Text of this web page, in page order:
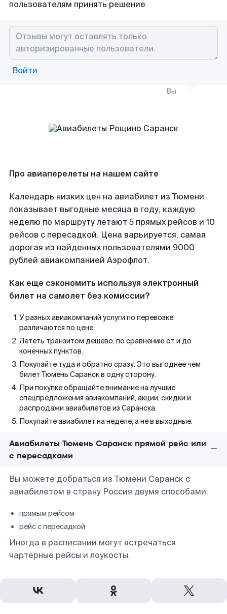
пользователям принять решение
Войти
Вы
Про авиаперелеты на нашем сайте
Календарь низких цен на авиабилет из Тюмени
показывает выгодные месяца в году, каждую
неделю по маршруту летают 5 прямых рейсов и 10
рейсов с пересадкой. Цена варьируется, самая
дорогая из найденных пользователями 9000
рублей авиакомпанией Аэрофлот.
Как еще сэкономить используя электронный
билет на самолет без комиссии?
У разных авиакомпаний услуги по перевозке
различаются по цене.
Лететь транзитом дешево, по сравнению от и до
конечных пунктов.
Покупайте туда и обратно сразу. Это выгоднее чем
билет Тюмень Саранск в одну сторону.
При покупке обращайте внимание на лучшие
спецпредложения авиакомпаний, акции, скидки и
распродажи авиабилетов из Саранска.
Покупайте авиабилет на неделе, а не в выходные.
Авиабилеты Тюмень Саранск прямой рейс или
с пересадками
Вы можете добраться из Тюмени Саранск с
авиабилетом в страну Россия двумя способами:
прямым рейсом
рейс с пересадкой
Иногда в расписании могут встречаться
чартерные рейсы и лоукосты.